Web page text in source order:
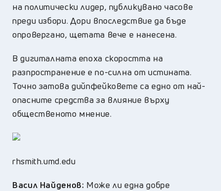
на политически лидер, публикувано часове
преди избори. Дори впоследствие да бъде
опровергано, щетата вече е нанесена.
В дигиталната епоха скоростта на
разпространение е по-силна от истината.
Точно затова дийпфейковете са едно от най-
опасните средства за влияние върху
общественото мнение.
rhsmith.umd.edu
Васил Найденов: Може ли една добре